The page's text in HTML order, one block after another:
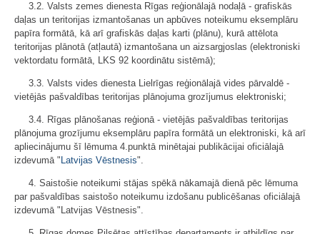
3.2. Valsts zemes dienesta Rīgas reģionālajā nodaļā - grafiskās
daļas un teritorijas izmantošanas un apbūves noteikumu eksemplāru
papīra formātā, kā arī grafiskās daļas karti (plānu), kurā attēlota
teritorijas plānotā (atļautā) izmantošana un aizsargjoslas (elektroniski
vektordatu formātā, LKS 92 koordinātu sistēmā);
3.3. Valsts vides dienesta Lielrīgas reģionālajā vides pārvaldē -
vietējās pašvaldības teritorijas plānojuma grozījumus elektroniski;
3.4. Rīgas plānošanas reģionā - vietējās pašvaldības teritorijas
plānojuma grozījumu eksemplāru papīra formātā un elektroniski, kā arī
apliecinājumu šī lēmuma 4.punktā minētajai publikācijai oficiālajā
izdevumā " Latvijas Vēstnesis".
4. Saistošie noteikumi stājas spēkā nākamajā dienā pēc lēmuma
par pašvaldības saistošo noteikumu izdošanu publicēšanas oficiālajā
izdevumā "Latvijas Vēstnesis".